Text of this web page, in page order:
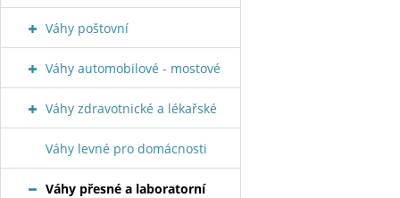
Váhy poštovní
Váhy automobilové - mostové
Váhy zdravotnické a lékařské
Váhy levné pro domácnosti
Váhy přesné a laboratorní